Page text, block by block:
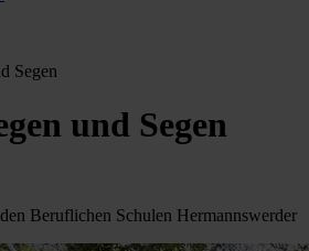
Segen
und Segen
Beruflichen Schulen Hermannswerder